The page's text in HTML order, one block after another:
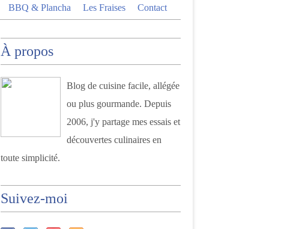
BBQ & Plancha Les Fraises Contact
À propos
Blog de cuisine facile, allégée
ou plus gourmande. Depuis
2006, j'y partage mes essais et
découvertes culinaires en
toute simplicité.
Suivez-moi